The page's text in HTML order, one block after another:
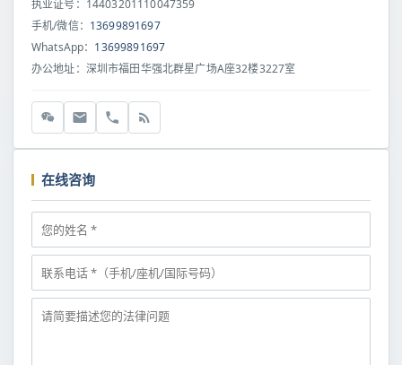
执业证号：14403201110047359
手机/微信： 13699891697
WhatsApp： 13699891697
办公地址：深圳市福田华强北群星广场A座32楼3227室
在线咨询